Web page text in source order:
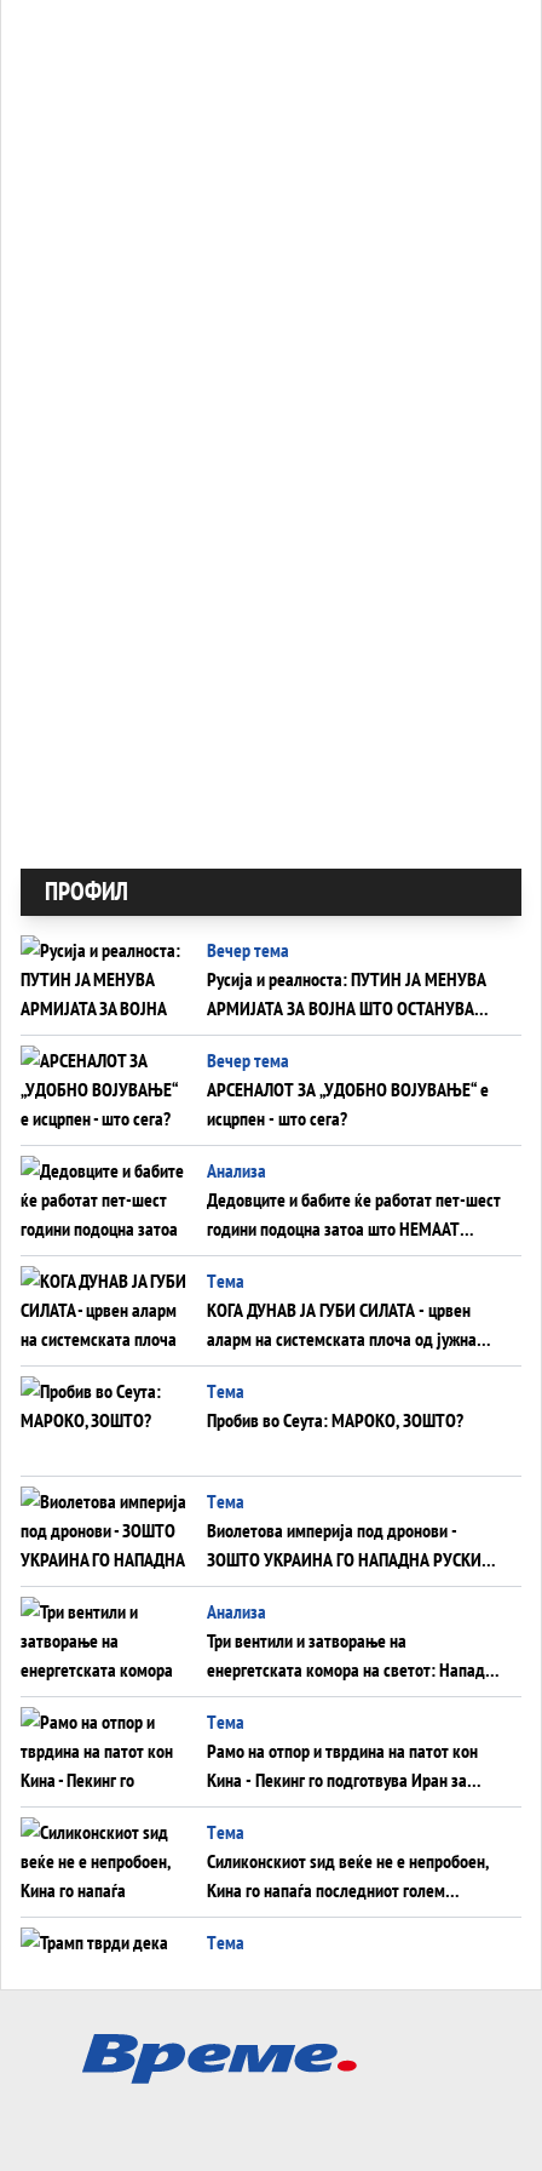
ПРОФИЛ
Вечер тема
Русија и реалноста: ПУТИН ЈА МЕНУВА
АРМИЈАТА ЗА ВОЈНА ШТО ОСТАНУВА
БЕЗ ФРОНТ
Вечер тема
АРСЕНАЛОТ ЗА „УДОБНО ВОЈУВАЊЕ“ е
исцрпен - што сега?
Анализа
Дедовците и бабите ќе работат пет-шест
години подоцна затоа што НЕМААТ
ВНУЦИ ДА ГИ ЗАМЕНАТ
Tема
КОГА ДУНАВ ЈА ГУБИ СИЛАТА - црвен
аларм на системската плоча од јужна
Германија до Црното Море...
Tема
Пробив во Сеута: МАРОКО, ЗОШТО?
Tема
Виолетова империја под дронови -
ЗОШТО УКРАИНА ГО НАПАДНА РУСКИОТ
WILDBERRIES
Aнализа
Три вентили и затворање на
енергетската комора на светот: Нападот
во Суец најавува глобален енергетски
инфаркт?
Tема
Рамо на отпор и тврдина на патот кон
Кина - Пекинг го подготвува Иран за
американска копнена инвазија
Tема
Силиконскиот ѕид веќе не е непробоен,
Кина го напаѓа последниот голем
монопол на Западот?
Tема
Tема
ДЛАБОКО УДОЛУ: Сметководствените